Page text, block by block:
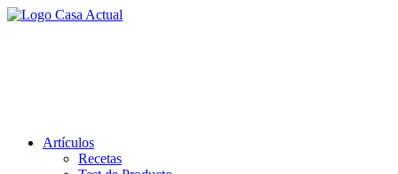
Saltar
Artículos
Recetas